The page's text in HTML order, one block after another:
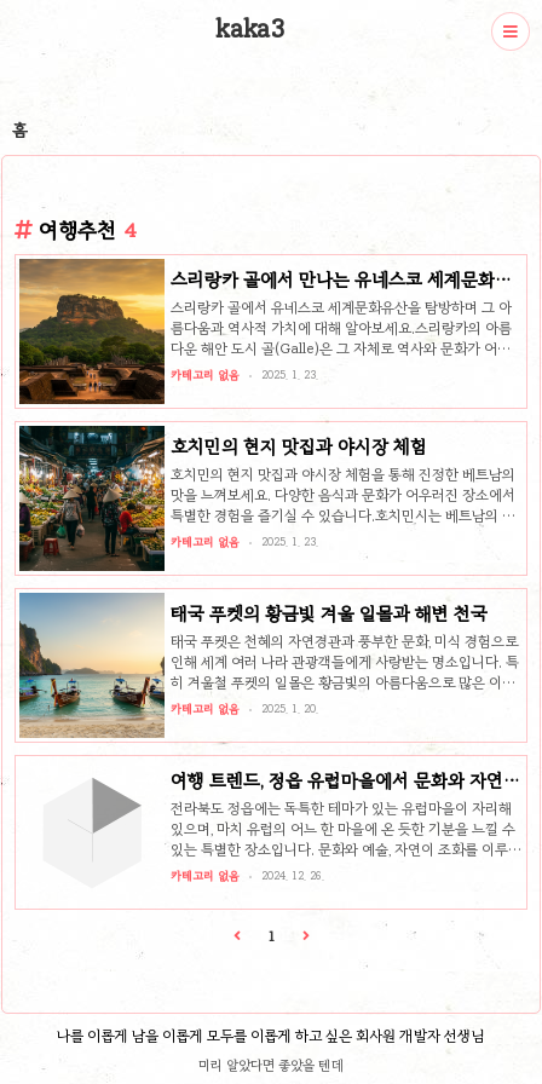
kaka3
홈
여행추천 4
스리랑카 골에서 만나는 유네스코 세계문화유
산 탐방
스리랑카 골에서 유네스코 세계문화유산을 탐방하며 그 아
름다움과 역사적 가치에 대해 알아보세요.스리랑카의 아름
다운 해안 도시 골(Galle)은 그 자체로 역사와 문화가 어우
러진 매혹적인 장소입니다. 골은 1988년에 유네스코 세계문
와 건축물들을 자랑합니다. 이 블로그 포스트에서는 골의 역
아야 할 주요 명소들에 대해 자세히 알아보도록 하겠습니다.
골의 역사적 배경골은 스리랑카의 남서부 해안에 위치하며,
16세기부터 포르투갈, 네덜란드, 영국 등 여러 외세의 영향
을 받아온 곳입니다. 이 도시의 역사를 이해하기 위해서는 물
리적 구조뿐만 아니라 문화적 상징과 주민들의 삶을 살펴보
카테고리 없음 2025. 1. 23.
호치민의 현지 맛집과 야시장 체험
호치민의 현지 맛집과 야시장 체험을 통해 진정한 베트남의
맛을 느껴보세요. 다양한 음식과 문화가 어우러진 장소에서
특별한 경험을 즐기실 수 있습니다.호치민시는 베트남의 경
제 수도이며, 다양한 문화와 전통이 어우러진 도시입니다. 여
기서는 맛있는 음식을 찾는 것뿐만 아니라, 신나는 야시장을
체험하며 현지의 진정한 맛을 느낄 수 있는 곳이 많습니다.
고, 이곳에서 맛볼 수 있는 다양한 음식과 경험을 소개하겠습
니다.호치민의 현지 맛집: 전통과 현대의 조화1. 베트남의 전
통 음식, 포(Phở)호치민에서 가장 유명한 요리 중 하나는 포
입니다. 포는 베트남의 대표적인 국수 요리로, 진한 육수와
신선한 재료가 어우러져 특별한 맛을 자아냅니다. 호치민에
카테고리 없음 2025. 1. 23.
태국 푸켓의 황금빛 겨울 일몰과 해변 천국
태국 푸켓은 천혜의 자연경관과 풍부한 문화, 미식 경험으로
인해 세계 여러 나라 관광객들에게 사랑받는 명소입니다. 특
히 겨울철 푸켓의 일몰은 황금빛의 아름다움으로 많은 이들
의 마음을 사로잡습니다. 이번 블로그에서는 푸켓의 겨울 일
천국 같은 곳에서 어떤 경험을 기대할 수 있는지 말씀드리겠
명합니다. 각각의 해변은 독특한 매력을 지니고 있어 관광객
들에게 다채로운 체험을 제공합니다. 가장 인기 있는 해변 중
하나는 파통 비치입니다. 이곳은 맑은 물과 고운 모래로 유명
하며, 활기찬 야간 생활과 다양한 해양 스포츠 활동을 즐길
수 있는 최고의 장소입니다. 비치바와 레스토랑이 즐비한 파
카테고리 없음 2025. 1. 20.
여행 트렌드, 정읍 유럽마을에서 문화와 자연을
동시에!
전라북도 정읍에는 독특한 테마가 있는 유럽마을이 자리해
있으며, 마치 유럽의 어느 한 마을에 온 듯한 기분을 느낄 수
있는 특별한 장소입니다. 문화와 예술, 자연이 조화를 이루
며, 한국에서 유럽의 감성을 만끽할 수 있는 이곳은 방문객들
매력을 소개하고, 볼거리와 즐길 거리를 알아봅니다. 유럽의
다양함을 담고 있는 이 마을은 어떤 모습인지 자세히 알아보
국가의 건축 양식을 모티브로 한 다양한 건물들이 특징입니
수 있어, 방문객들은 이국적인 분위기를 만끽할 수 있습니다.
특히 포토존이 잘 마련되어 있어 사진 촬영을 위해 많은 사람
들이 찾기도..
카테고리 없음 2024. 12. 26.
1
나를 이롭게 남을 이롭게 모두를 이롭게 하고 싶은 회사원 개발자 선생님
미리 알았다면 좋았을 텐데